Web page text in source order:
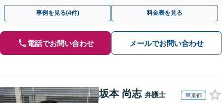
決に導いた実績あり。まずはお気軽にご相談ください
事例を見る(4件) 料金表を見る
電話でお問い合わせ メールでお問い合わせ
坂本 尚志 弁護士 東京都